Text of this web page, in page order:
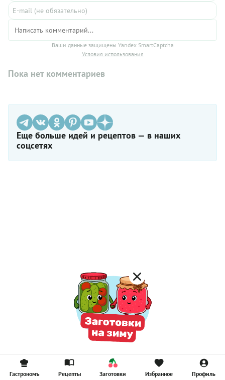
Ваши данные защищены Yandex SmartCaptcha
Условия использования
Пока нет комментариев
Еще больше идей и рецептов — в наших
соцсетях
Гастрономъ Рецепты Заготовки Избранное Профиль